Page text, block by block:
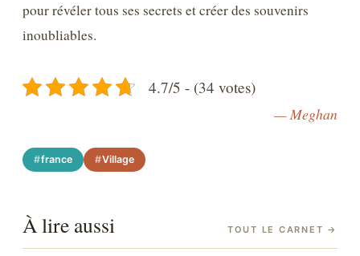
pour révéler tous ses secrets et créer des souvenirs
inoubliables.
4.7/5 - (34 votes)
— Meghan
france Village
À lire aussi TOUT LE CARNET →